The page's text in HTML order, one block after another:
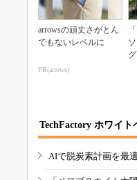
arrowsの頑丈さがとん
でもないレベルに
PR(arrows)
TechFactory ホワイト
AIで脱炭素計画を最